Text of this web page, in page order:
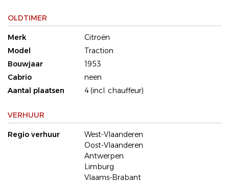
OLDTIMER
Merk
Citroën
Model
Traction
Bouwjaar
1953
Cabrio
neen
Aantal plaatsen
4 (incl. chauffeur)
VERHUUR
Regio verhuur
West-Vlaanderen
Oost-Vlaanderen
Antwerpen
Limburg
Vlaams-Brabant